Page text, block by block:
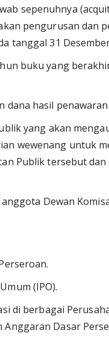
sepenuhnya
pengurusan dan
tanggal 31
buku yang
dana hasil
yang akan
wewenang untuk
Publik tersebut
Dewan
(IPO).
di berbagai
Anggaran Dasar